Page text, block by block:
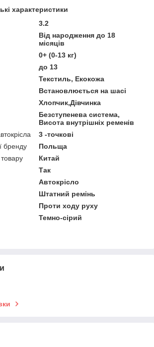
характеристики
3.2
Від народження до 18
місяців
0+ (0-13 кг)
до 13
Текстиль, Екокожа
Встановлюється на шасі
Хлопчик,Дівчинка
Безступенева система,
Висота внутрішніх ременів
3 -точкові
бренду
Польща
Китай
Так
Автокрісло
Штатний ремінь
Проти ходу руху
Темно-сірий